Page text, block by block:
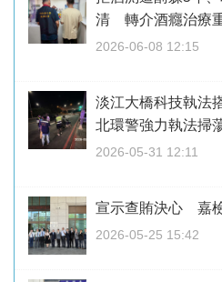
清 轉介酒癮治療
2026-06-08 12:15
淡江大橋科技執法
北環警強力執法掃
2026-05-31 12:11
宣示查賄決心 嘉
2026-05-25 15:42